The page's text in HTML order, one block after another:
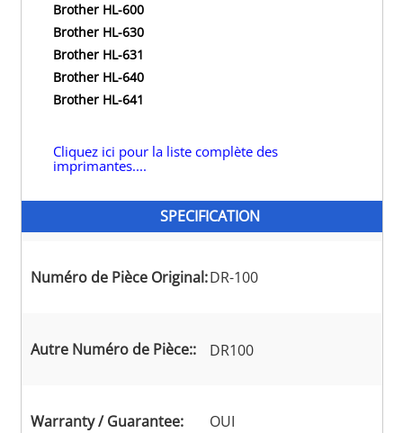
Brother HL-600
Brother HL-630
Brother HL-631
Brother HL-640
Brother HL-641
Cliquez ici pour la liste complète des
imprimantes....
SPECIFICATION
Numéro de Pièce Original:DR-100
Autre Numéro de Pièce:: DR100
Warranty / Guarantee: OUI